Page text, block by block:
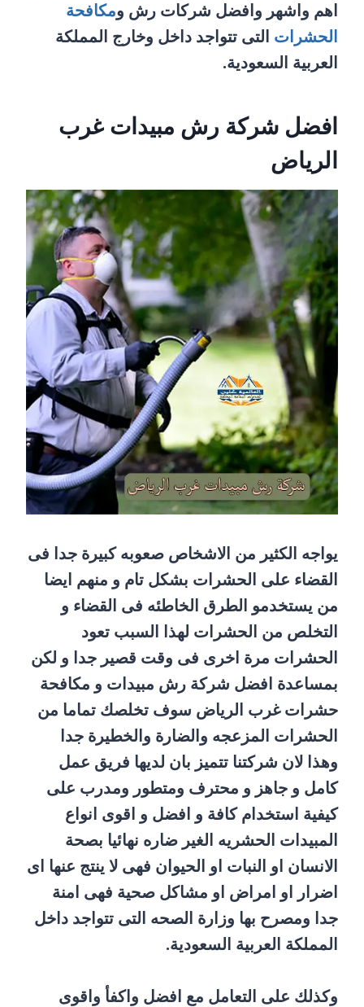
اهم واشهر وافضل شركات رش ومكافحة
الحشرات التى تتواجد داخل وخارج المملكة
العربية السعودية.
افضل شركة رش مبيدات غرب
الرياض
يواجه الكثير من الاشخاص صعوبه كبيرة جدا فى
القضاء على الحشرات بشكل تام و منهم ايضا
من يستخدمو الطرق الخاطئه فى القضاء و
التخلص من الحشرات لهذا السبب تعود
الحشرات مرة اخرى فى وقت قصير جدا و لكن
بمساعدة افضل شركة رش مبيدات و مكافحة
حشرات غرب الرياض سوف تخلصك تماما من
الحشرات المزعجه والضارة والخطيرة جدا
وهذا لان شركتنا تتميز بان لديها فريق عمل
كامل و جاهز و محترف ومتطور ومدرب على
كيفية استخدام كافة و افضل و اقوى انواع
المبيدات الحشريه الغير ضاره نهائيا بصحة
الانسان او النبات او الحيوان فهى لا ينتج عنها اى
اضرار او امراض او مشاكل صحية فهى امنة
جدا ومصرح بها وزارة الصحه التى تتواجد داخل
المملكة العربية السعودية.
وكذلك على التعامل مع افضل واكفأ واقوى